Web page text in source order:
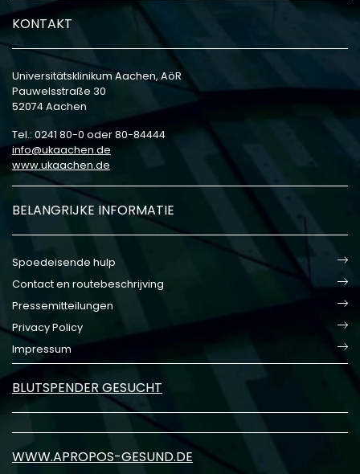
KONTAKT
Universitätsklinikum Aachen, AöR
Pauwelsstraße 30
52074 Aachen
Tel.: 0241 80-0 oder 80-84444
info
ukaachen de
www.ukaachen.de
BELANGRIJKE INFORMATIE
Spoedeisende hulp
Contact en routebeschrijving
Pressemitteilungen
Privacy Policy
Impressum
BLUTSPENDER GESUCHT
WWW.APROPOS-GESUND.DE